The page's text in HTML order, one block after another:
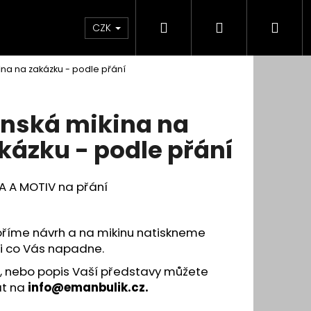
CZK Hledat Přihlášení
na zakázku - podle přání
mikina na
- podle přání
A MOTIV na přání
návrh a na mikinu natiskneme
co Vás napadne.
nebo popis Vaší představy můžete
na info@emanbulik.cz.